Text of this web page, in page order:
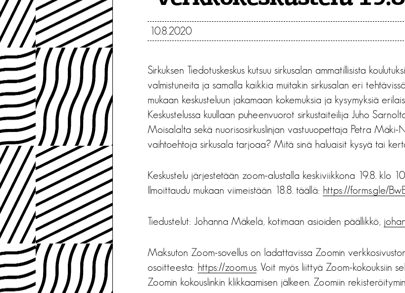
10.8.2020
Sirkuksen Tiedotuskeskus kutsuu sirkusalan ammatillisista
valmistuneita ja samalla kaikkia muitakin sirkusalan eri
mukaan keskusteluun jakamaan kokemuksia ja kysymyksiä
Keskustelussa kuullaan puheenvuorot sirkustaiteilija Juho
Moisalalta sekä nuorisosirkuslinjan vastuuopettaja Petra Mäki-
vaihtoehtoja sirkusala tarjoaa? Mitä sinä haluaisit kysyä tai
Keskustelu järjestetään zoom-alustalla keskiviikkona 19.8. klo
Ilmoittaudu mukaan viimeistään 18.8. täällä: https://forms.gle/
Tiedustelut: Johanna Mäkelä, kotimaan asioiden päällikkö,
Maksuton Zoom-sovellus on ladattavissa Zoomin
osoitteesta: https://zoom.us . Voit myös liittyä Zoom-kokouksiin
Zoomin kokouslinkin klikkaamisen jälkeen. Zoomiin